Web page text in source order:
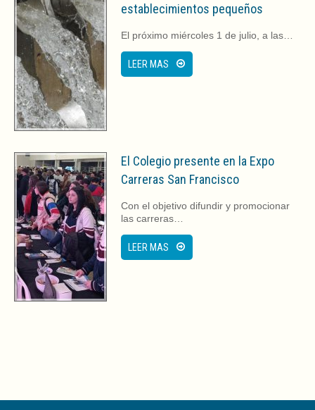
establecimientos pequeños
El próximo miércoles 1 de julio, a las…
LEER MAS
El Colegio presente en la Expo
Carreras San Francisco
Con el objetivo difundir y promocionar
las carreras…
LEER MAS